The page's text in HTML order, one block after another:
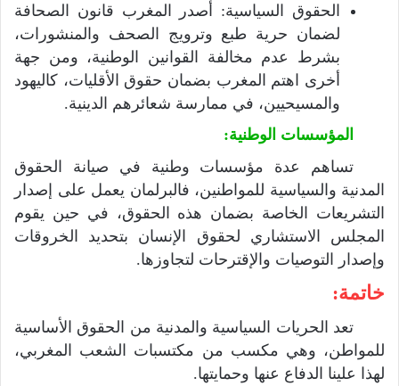
الحقوق السياسية: أصدر المغرب قانون الصحافة
لضمان حرية طبع وترويج الصحف والمنشورات،
بشرط عدم مخالفة القوانين الوطنية، ومن جهة
أخرى اهتم المغرب بضمان حقوق الأقليات، كاليهود
والمسيحيين، في ممارسة شعائرهم الدينية.
المؤسسات الوطنية:
تساهم عدة مؤسسات وطنية في صيانة الحقوق
المدنية والسياسية للمواطنين، فالبرلمان يعمل على إصدار
التشريعات الخاصة بضمان هذه الحقوق، في حين يقوم
المجلس الاستشاري لحقوق الإنسان بتحديد الخروقات
وإصدار التوصيات والإقترحات لتجاوزها.
خاتمة:
تعد الحريات السياسية والمدنية من الحقوق الأساسية
للمواطن، وهي مكسب من مكتسبات الشعب المغربي،
لهذا علينا الدفاع عنها وحمايتها.